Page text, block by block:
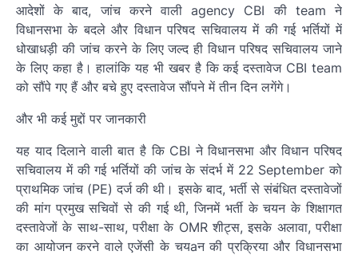
आदेशों के बाद, जांच करने वाली agency CBI की team ने
विधानसभा के बदले और विधान परिषद सचिवालय में की गई भर्तियों में
धोखाधड़ी की जांच करने के लिए जल्द ही विधान परिषद सचिवालय जाने
के लिए कहा है। हालांकि यह भी खबर है कि कई दस्तावेज CBI team
को सौंपे गए हैं और बचे हुए दस्तावेज सौंपने में तीन दिन लगेंगे।
और भी कई मुद्दों पर जानकारी
यह याद दिलाने वाली बात है कि CBI ने विधानसभा और विधान परिषद
सचिवालय में की गई भर्तियों की जांच के संदर्भ में 22 September को
प्राथमिक जांच (PE) दर्ज की थी। इसके बाद, भर्ती से संबंधित दस्तावेजों
की मांग प्रमुख सचिवों से की गई थी, जिनमें भर्ती के चयन के शिक्षागत
दस्तावेजों के साथ-साथ, परीक्षा के OMR शीट्स, इसके अलावा, परीक्षा
का आयोजन करने वाले एजेंसी के चयaन की प्रक्रिया और विधानसभा